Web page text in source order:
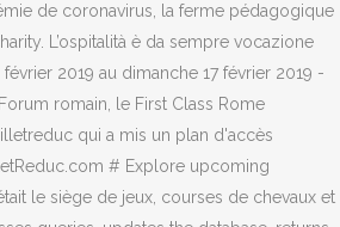
de coronavirus, la ferme pédagogique
L’ospitalità è da sempre vocazione
2019 au dimanche 17 février 2019 -
romain, le First Class Rome
qui a mis un plan d'accès
# Explore upcoming
le siège de jeux, courses de chevaux et